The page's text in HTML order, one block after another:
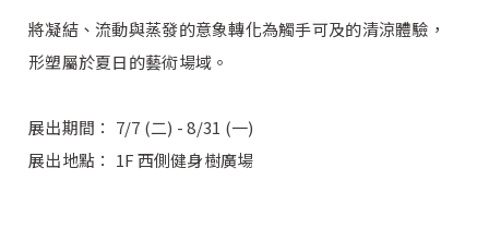
將凝結、流動與蒸發的意象轉化為觸手可及的清涼體驗，
形塑屬於夏日的藝術場域。
展出期間： 7/7 (二) - 8/31 (一)
展出地點： 1F 西側健身樹廣場